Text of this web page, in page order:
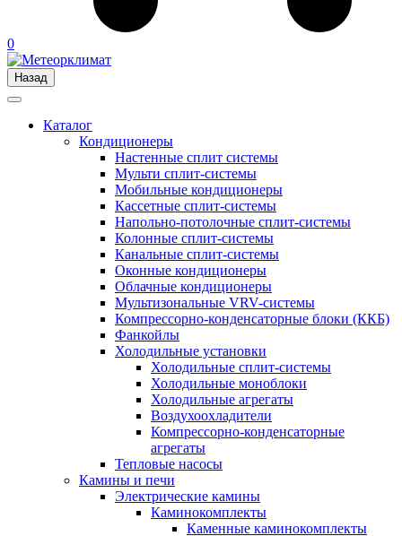
0
Назад
Каталог
Кондиционеры
Настенные сплит системы
Мульти сплит-системы
Мобильные кондиционеры
Кассетные сплит-системы
Напольно-потолочные сплит-системы
Колонные сплит-системы
Канальные сплит-системы
Оконные кондиционеры
Облачные кондиционеры
Мультизональные VRV-системы
Компрессорно-конденсаторные блоки (ККБ)
Фанкойлы
Холодильные установки
Холодильные сплит-системы
Холодильные моноблоки
Холодильные агрегаты
Воздухоохладители
Компрессорно-конденсаторные
агрегаты
Тепловые насосы
Камины и печи
Электрические камины
Каминокомплекты
Каменные каминокомплекты